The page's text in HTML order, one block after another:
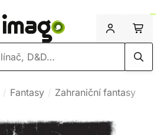
Fantasy Zahraniční fantasy